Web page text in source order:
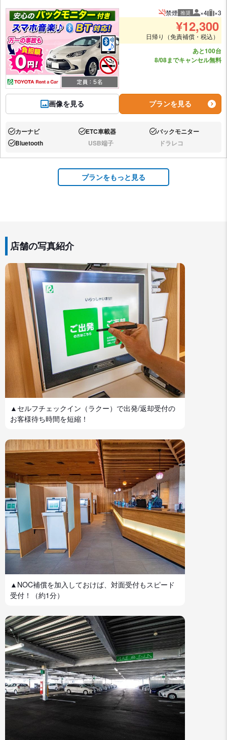
画像を見る
禁煙 推奨 推奨人数
×4 推
×3
¥12,300
日帰り（免責補償・税込）
あと100台
8/08までキャンセル無料
プランを見る
あり:カーナビ あり:ETC車載器 あり:バックモニター
あり:Bluetooth なし:USB端子 なし:ドラレコ
プランをもっと見る
店舗の写真紹介
▲セルフチェックイン（ラクー）で出発/返却受付の
お客様待ち時間を短縮！
▲NOC補償を加入しておけば、対面受付もスピード
受付！（約1分）